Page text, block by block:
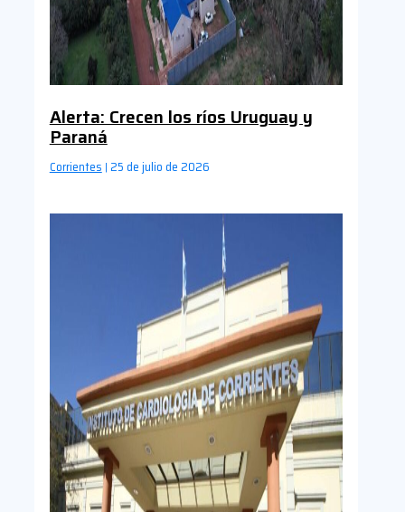
Alerta: Crecen los ríos Uruguay y
Paraná
Corrientes | 25 de julio de 2026